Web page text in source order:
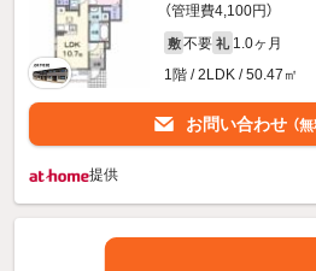
（管理費4,100円）
敷 不要 礼 1.0ヶ月
1階 / 2LDK / 50.47㎡
お問い合わせ （
提供